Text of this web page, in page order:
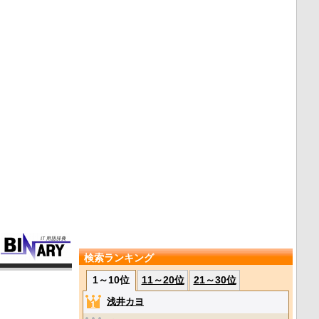
検索ランキング
1～10位
11～20位 21～30位
浅井カヨ